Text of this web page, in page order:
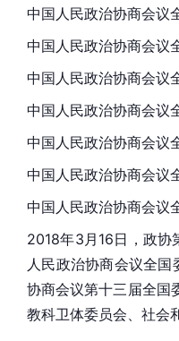
中国人民政治协商会议
中国人民政治协商会议
中国人民政治协商会议
中国人民政治协商会议
中国人民政治协商会议
中国人民政治协商会议
中国人民政治协商会议
2018年3月16日，政协
人民政治协商会议全
协商会议第十三届全国
教科卫体委员会、社会